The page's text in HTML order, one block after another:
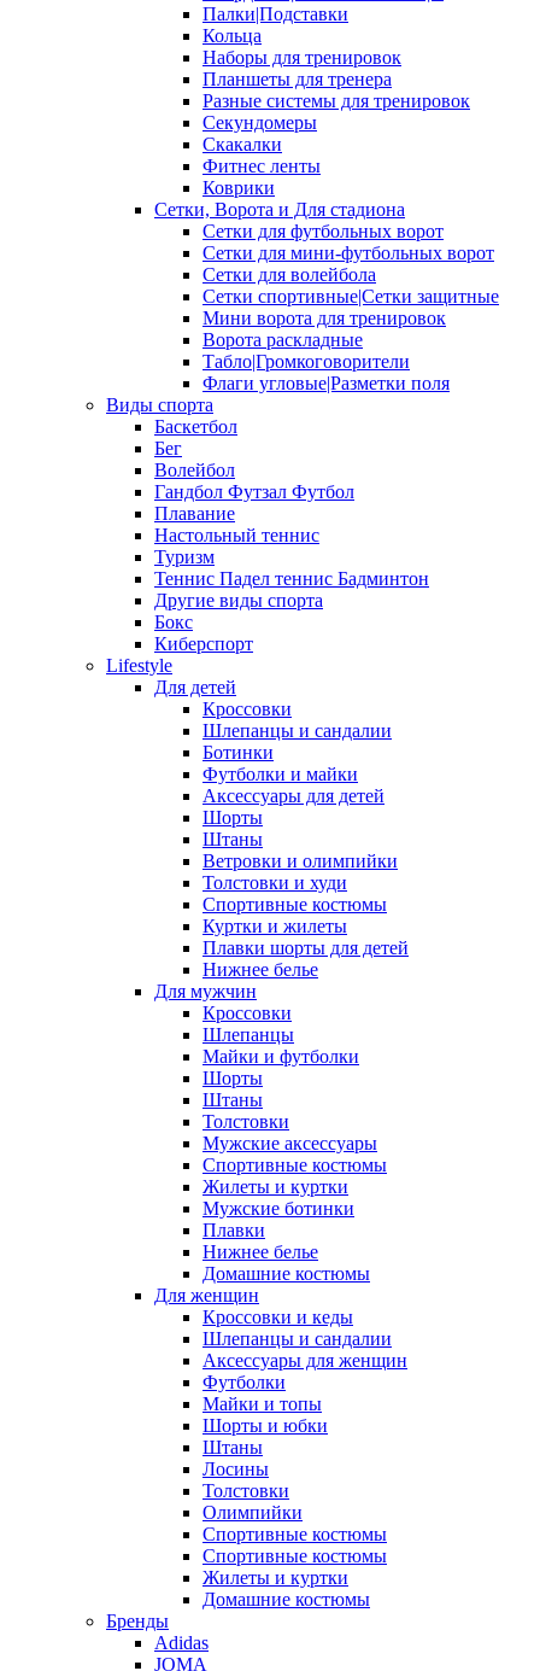
Палки|Подставки
Кольца
Наборы для тренировок
Планшеты для тренера
Разные системы для тренировок
Секундомеры
Скакалки
Фитнес ленты
Коврики
Сетки, Ворота и Для стадиона
Сетки для футбольных ворот
Сетки для мини-футбольных ворот
Сетки для волейбола
Сетки спортивные|Сетки защитные
Мини ворота для тренировок
Ворота раскладные
Табло|Громкоговорители
Флаги угловые|Разметки поля
Виды спорта
Баскетбол
Бег
Волейбол
Гандбол Футзал Футбол
Плавание
Настольный теннис
Туризм
Теннис Падел теннис Бадминтон
Другие виды спорта
Бокс
Киберспорт
Lifestyle
Для детей
Кроссовки
Шлепанцы и сандалии
Ботинки
Футболки и майки
Аксессуары для детей
Шорты
Штаны
Ветровки и олимпийки
Толстовки и худи
Спортивные костюмы
Куртки и жилеты
Плавки шорты для детей
Нижнее белье
Для мужчин
Кроссовки
Шлепанцы
Майки и футболки
Шорты
Штаны
Толстовки
Мужские аксессуары
Спортивные костюмы
Жилеты и куртки
Мужские ботинки
Плавки
Нижнее белье
Домашние костюмы
Для женщин
Кроссовки и кеды
Шлепанцы и сандалии
Аксессуары для женщин
Футболки
Майки и топы
Шорты и юбки
Штаны
Лосины
Толстовки
Олимпийки
Спортивные костюмы
Спортивные костюмы
Жилеты и куртки
Домашние костюмы
Бренды
Adidas
JOMA